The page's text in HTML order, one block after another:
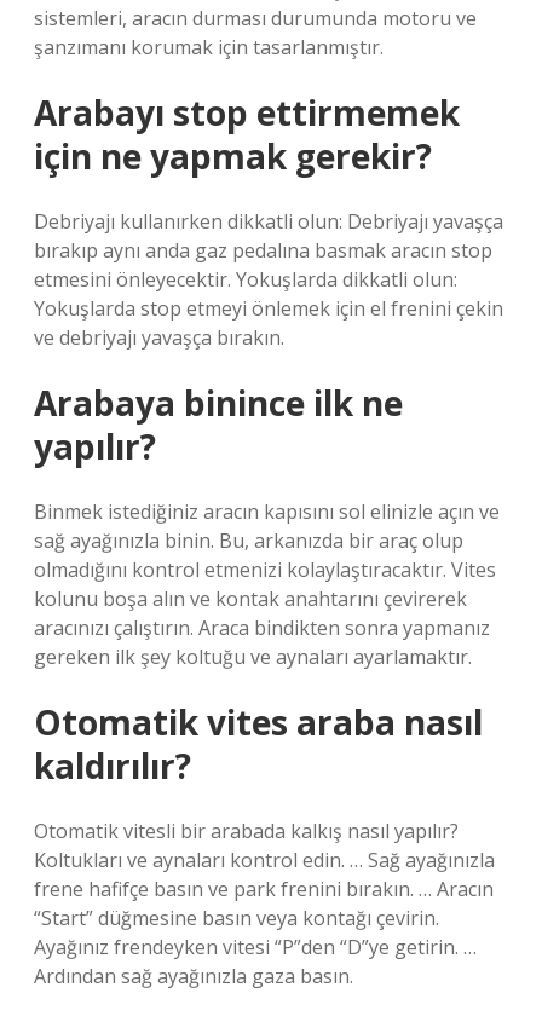
sistemleri, aracın durması durumunda motoru ve
şanzımanı korumak için tasarlanmıştır.
Arabayı stop ettirmemek
için ne yapmak gerekir?
Debriyajı kullanırken dikkatli olun: Debriyajı yavaşça
bırakıp aynı anda gaz pedalına basmak aracın stop
etmesini önleyecektir. Yokuşlarda dikkatli olun:
Yokuşlarda stop etmeyi önlemek için el frenini çekin
ve debriyajı yavaşça bırakın.
Arabaya binince ilk ne
yapılır?
Binmek istediğiniz aracın kapısını sol elinizle açın ve
sağ ayağınızla binin. Bu, arkanızda bir araç olup
olmadığını kontrol etmenizi kolaylaştıracaktır. Vites
kolunu boşa alın ve kontak anahtarını çevirerek
aracınızı çalıştırın. Araca bindikten sonra yapmanız
gereken ilk şey koltuğu ve aynaları ayarlamaktır.
Otomatik vites araba nasıl
kaldırılır?
Otomatik vitesli bir arabada kalkış nasıl yapılır?
Koltukları ve aynaları kontrol edin. … Sağ ayağınızla
frene hafifçe basın ve park frenini bırakın. … Aracın
“Start” düğmesine basın veya kontağı çevirin.
Ayağınız frendeyken vitesi “P”den “D”ye getirin. …
Ardından sağ ayağınızla gaza basın.